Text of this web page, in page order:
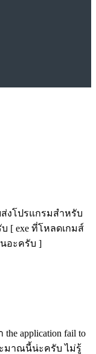
งโปรแกรมสำหรับ
[ exe ที่โหลดเกมส์
นอะครับ ]
application fail to
ะมาณนี้น่ะครับ ไม่รู้